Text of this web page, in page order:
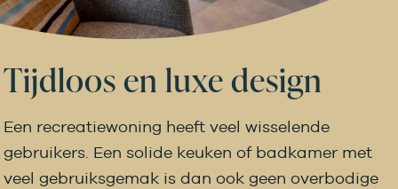
Tijdloos en luxe design
Een recreatiewoning heeft veel wisselende
gebruikers. Een solide keuken of badkamer met
veel gebruiksgemak is dan ook geen overbodige